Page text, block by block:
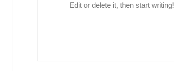
Edit or delete it, then start writing!